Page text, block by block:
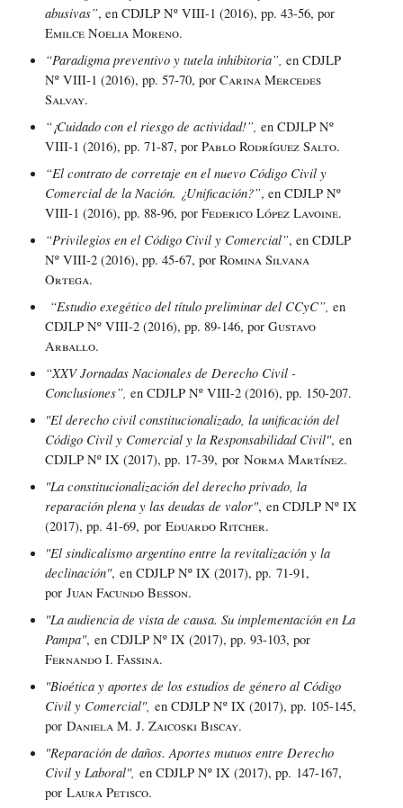
abusivas”, en CDJLP Nº VIII-1 (2016), pp. 43-56, por
Emilce Noelia Moreno.
“Paradigma preventivo y tutela inhibitoria”, en CDJLP
Nº VIII-1 (2016), pp. 57-70, por Carina Mercedes
Salvay.
“¡Cuidado con el riesgo de actividad!”, en CDJLP Nº
VIII-1 (2016), pp. 71-87, por Pablo Rodríguez Salto.
“El contrato de corretaje en el nuevo Código Civil y
Comercial de la Nación. ¿Unificación?”, en CDJLP Nº
VIII-1 (2016), pp. 88-96, por Federico López Lavoine.
“Privilegios en el Código Civil y Comercial”, en CDJLP
Nº VIII-2 (2016), pp. 45-67, por Romina Silvana
Ortega.
“Estudio exegético del título preliminar del CCyC”, en
CDJLP Nº VIII-2 (2016), pp. 89-146, por Gustavo
Arballo.
“XXV Jornadas Nacionales de Derecho Civil -
Conclusiones”, en CDJLP Nº VIII-2 (2016), pp. 150-207.
"El derecho civil constitucionalizado, la unificación del
Código Civil y Comercial y la Responsabilidad Civil", en
CDJLP Nº IX (2017), pp. 17-39, por Norma Martínez.
"La constitucionalización del derecho privado, la
reparación plena y las deudas de valor", en CDJLP Nº IX
(2017), pp. 41-69, por Eduardo Ritcher.
"El sindicalismo argentino entre la revitalización y la
declinación", en CDJLP Nº IX (2017), pp. 71-91,
por Juan Facundo Besson.
"La audiencia de vista de causa. Su implementación en La
Pampa", en CDJLP Nº IX (2017), pp. 93-103, por
Fernando I. Fassina.
"Bioética y aportes de los estudios de género al Código
Civil y Comercial", en CDJLP Nº IX (2017), pp. 105-145,
por Daniela M. J. Zaicoski Biscay.
"Reparación de daños. Aportes mutuos entre Derecho
Civil y Laboral", en CDJLP Nº IX (2017), pp. 147-167,
por Laura Petisco.